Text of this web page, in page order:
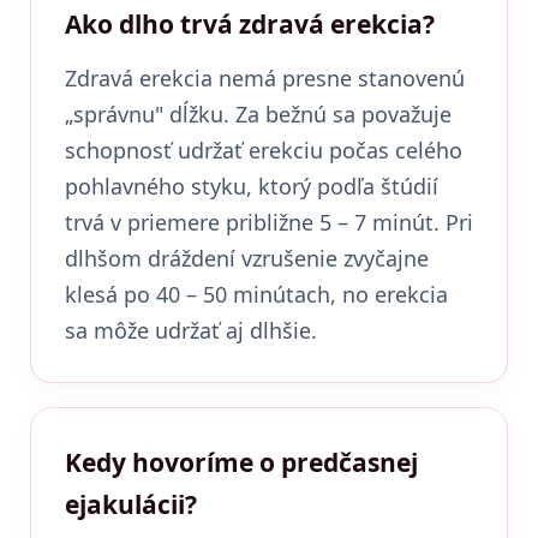
Ako dlho trvá zdravá erekcia?
Zdravá erekcia nemá presne stanovenú
„správnu" dĺžku. Za bežnú sa považuje
schopnosť udržať erekciu počas celého
pohlavného styku, ktorý podľa štúdií
trvá v priemere približne 5 – 7 minút. Pri
dlhšom dráždení vzrušenie zvyčajne
klesá po 40 – 50 minútach, no erekcia
sa môže udržať aj dlhšie.
Kedy hovoríme o predčasnej
ejakulácii?